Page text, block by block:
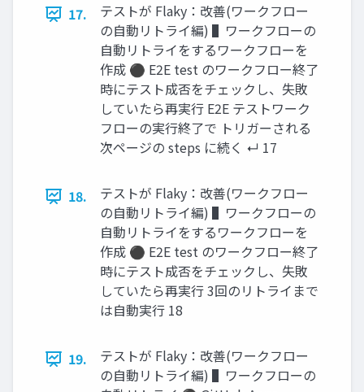
17.
テストが Flaky：改善(ワークフロー
の自動リトライ編) ▌ワークフローの
自動リトライをするワークフローを
作成 ⚫ E2E test のワークフロー終了
時にテスト成否をチェックし、失敗
していたら再実行 E2E テストワーク
フローの実行終了で トリガーされる
次ページの steps に続く ↵ 17
18.
テストが Flaky：改善(ワークフロー
の自動リトライ編) ▌ワークフローの
自動リトライをするワークフローを
作成 ⚫ E2E test のワークフロー終了
時にテスト成否をチェックし、失敗
していたら再実行 3回のリトライまで
は自動実行 18
19.
テストが Flaky：改善(ワークフロー
の自動リトライ編) ▌ワークフローの